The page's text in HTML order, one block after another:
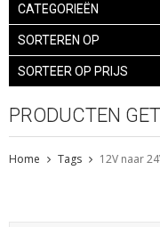
CATEGORIEËN
SORTEREN OP
SORTEER OP PRIJS
PRODUCTEN
Home Tags 12V naar